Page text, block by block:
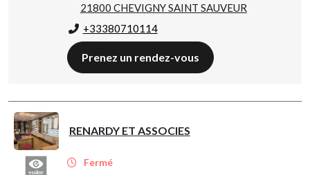
21800 CHEVIGNY SAINT SAUVEUR
+33380710114
Prenez un rendez-vous
RENARDY ET ASSOCIES
Fermé